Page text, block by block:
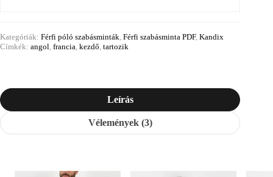
Kategóriák: Férfi póló szabásminták Férfi szabásminta PDF, Kandix
Címkék: angol francia kezdő tartozik
Leírás
Vélemények (3)